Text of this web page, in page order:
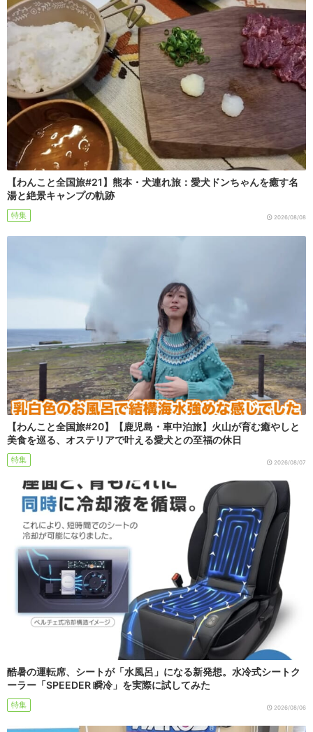
【わんこと全国旅#21】熊本・犬連れ旅：愛犬ドンちゃんを癒す名
湯と絶景キャンプの軌跡
特集 2026/08/08
【わんこと全国旅#20】【鹿児島・車中泊旅】火山が育む癒やしと
美食を巡る、オステリアで叶える愛犬との至福の休日
特集 2026/08/07
酷暑の運転席、シートが「水風呂」になる新発想。水冷式シートク
ーラー「SPEEDER 瞬冷」を実際に試してみた
特集 2026/08/06